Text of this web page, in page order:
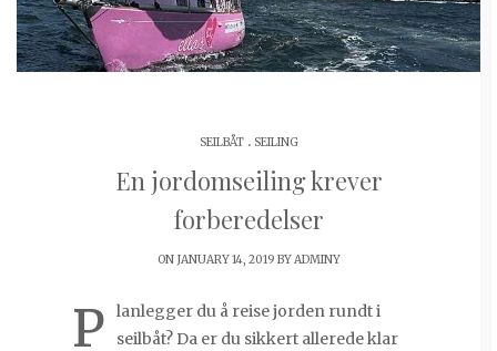
SEILBÅT. SEILING
En jordomseiling krever
forberedelser
ON JANUARY 14, 2019 BYADMINY
P
lanlegger du å reise jorden rundt i
seilbåt? Da er du sikkert allerede klar